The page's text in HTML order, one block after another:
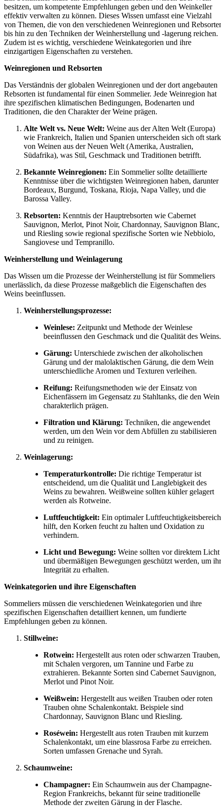
besitzen, um kompetente Empfehlungen geben und den Weinkeller
effektiv verwalten zu können. Dieses Wissen umfasst eine Vielzahl
von Themen, die von den verschiedenen Weinregionen und
bis hin zu den Techniken der Weinherstellung und -lagerung reichen.
Zudem ist es wichtig, verschiedene Weinkategorien und ihre
einzigartigen Eigenschaften zu verstehen.
Weinregionen und Rebsorten
Das Verständnis der globalen Weinregionen und der dort angebauten
Rebsorten ist fundamental für einen Sommelier. Jede Weinregion hat
ihre spezifischen klimatischen Bedingungen, Bodenarten und
Traditionen, die den Charakter der Weine prägen.
Alte Welt vs. Neue Welt: Weine aus der Alten Welt (Europa)
wie Frankreich, Italien und Spanien unterscheiden sich oft stark
von Weinen aus der Neuen Welt (Amerika, Australien,
Südafrika), was Stil, Geschmack und Traditionen betrifft.
Bekannte Weinregionen: Ein Sommelier sollte detaillierte
Kenntnisse über die wichtigsten Weinregionen haben, darunter
Bordeaux, Burgund, Toskana, Rioja, Napa Valley, und die
Barossa Valley.
Rebsorten: Kenntnis der Hauptrebsorten wie Cabernet
Sauvignon, Merlot, Pinot Noir, Chardonnay, Sauvignon Blanc,
und Riesling sowie regional spezifische Sorten wie Nebbiolo,
Sangiovese und Tempranillo.
Weinherstellung und Weinlagerung
Das Wissen um die Prozesse der Weinherstellung ist für Sommeliers
unerlässlich, da diese Prozesse maßgeblich die Eigenschaften des
Weins beeinflussen.
Weinherstellungsprozesse:
Weinlese: Zeitpunkt und Methode der Weinlese
beeinflussen den Geschmack und die Qualität des Weins.
Gärung: Unterschiede zwischen der alkoholischen
Gärung und der malolaktischen Gärung, die dem Wein
unterschiedliche Aromen und Texturen verleihen.
Reifung: Reifungsmethoden wie der Einsatz von
Eichenfässern im Gegensatz zu Stahltanks, die den Wein
charakterlich prägen.
Filtration und Klärung: Techniken, die angewendet
werden, um den Wein vor dem Abfüllen zu stabilisieren
und zu reinigen.
Weinlagerung:
Temperaturkontrolle: Die richtige Temperatur ist
entscheidend, um die Qualität und Langlebigkeit des
Weins zu bewahren. Weißweine sollten kühler gelagert
werden als Rotweine.
Luftfeuchtigkeit: Ein optimaler Luftfeuchtigkeitsbereich
hilft, den Korken feucht zu halten und Oxidation zu
verhindern.
Licht und Bewegung: Weine sollten vor direktem Licht
und übermäßigen Bewegungen geschützt werden, um
Integrität zu erhalten.
Weinkategorien und ihre Eigenschaften
Sommeliers müssen die verschiedenen Weinkategorien und ihre
spezifischen Eigenschaften detailliert kennen, um fundierte
Empfehlungen geben zu können.
Stillweine:
Rotwein: Hergestellt aus roten oder schwarzen Trauben,
mit Schalen vergoren, um Tannine und Farbe zu
extrahieren. Bekannte Sorten sind Cabernet Sauvignon,
Merlot und Pinot Noir.
Weißwein: Hergestellt aus weißen Trauben oder roten
Trauben ohne Schalenkontakt. Beispiele sind
Chardonnay, Sauvignon Blanc und Riesling.
Roséwein: Hergestellt aus roten Trauben mit kurzem
Schalenkontakt, um eine blassrosa Farbe zu erreichen.
Sorten umfassen Grenache und Syrah.
Schaumweine:
Champagner: Ein Schaumwein aus der Champagne-
Region Frankreichs, bekannt für seine traditionelle
Methode der zweiten Gärung in der Flasche.